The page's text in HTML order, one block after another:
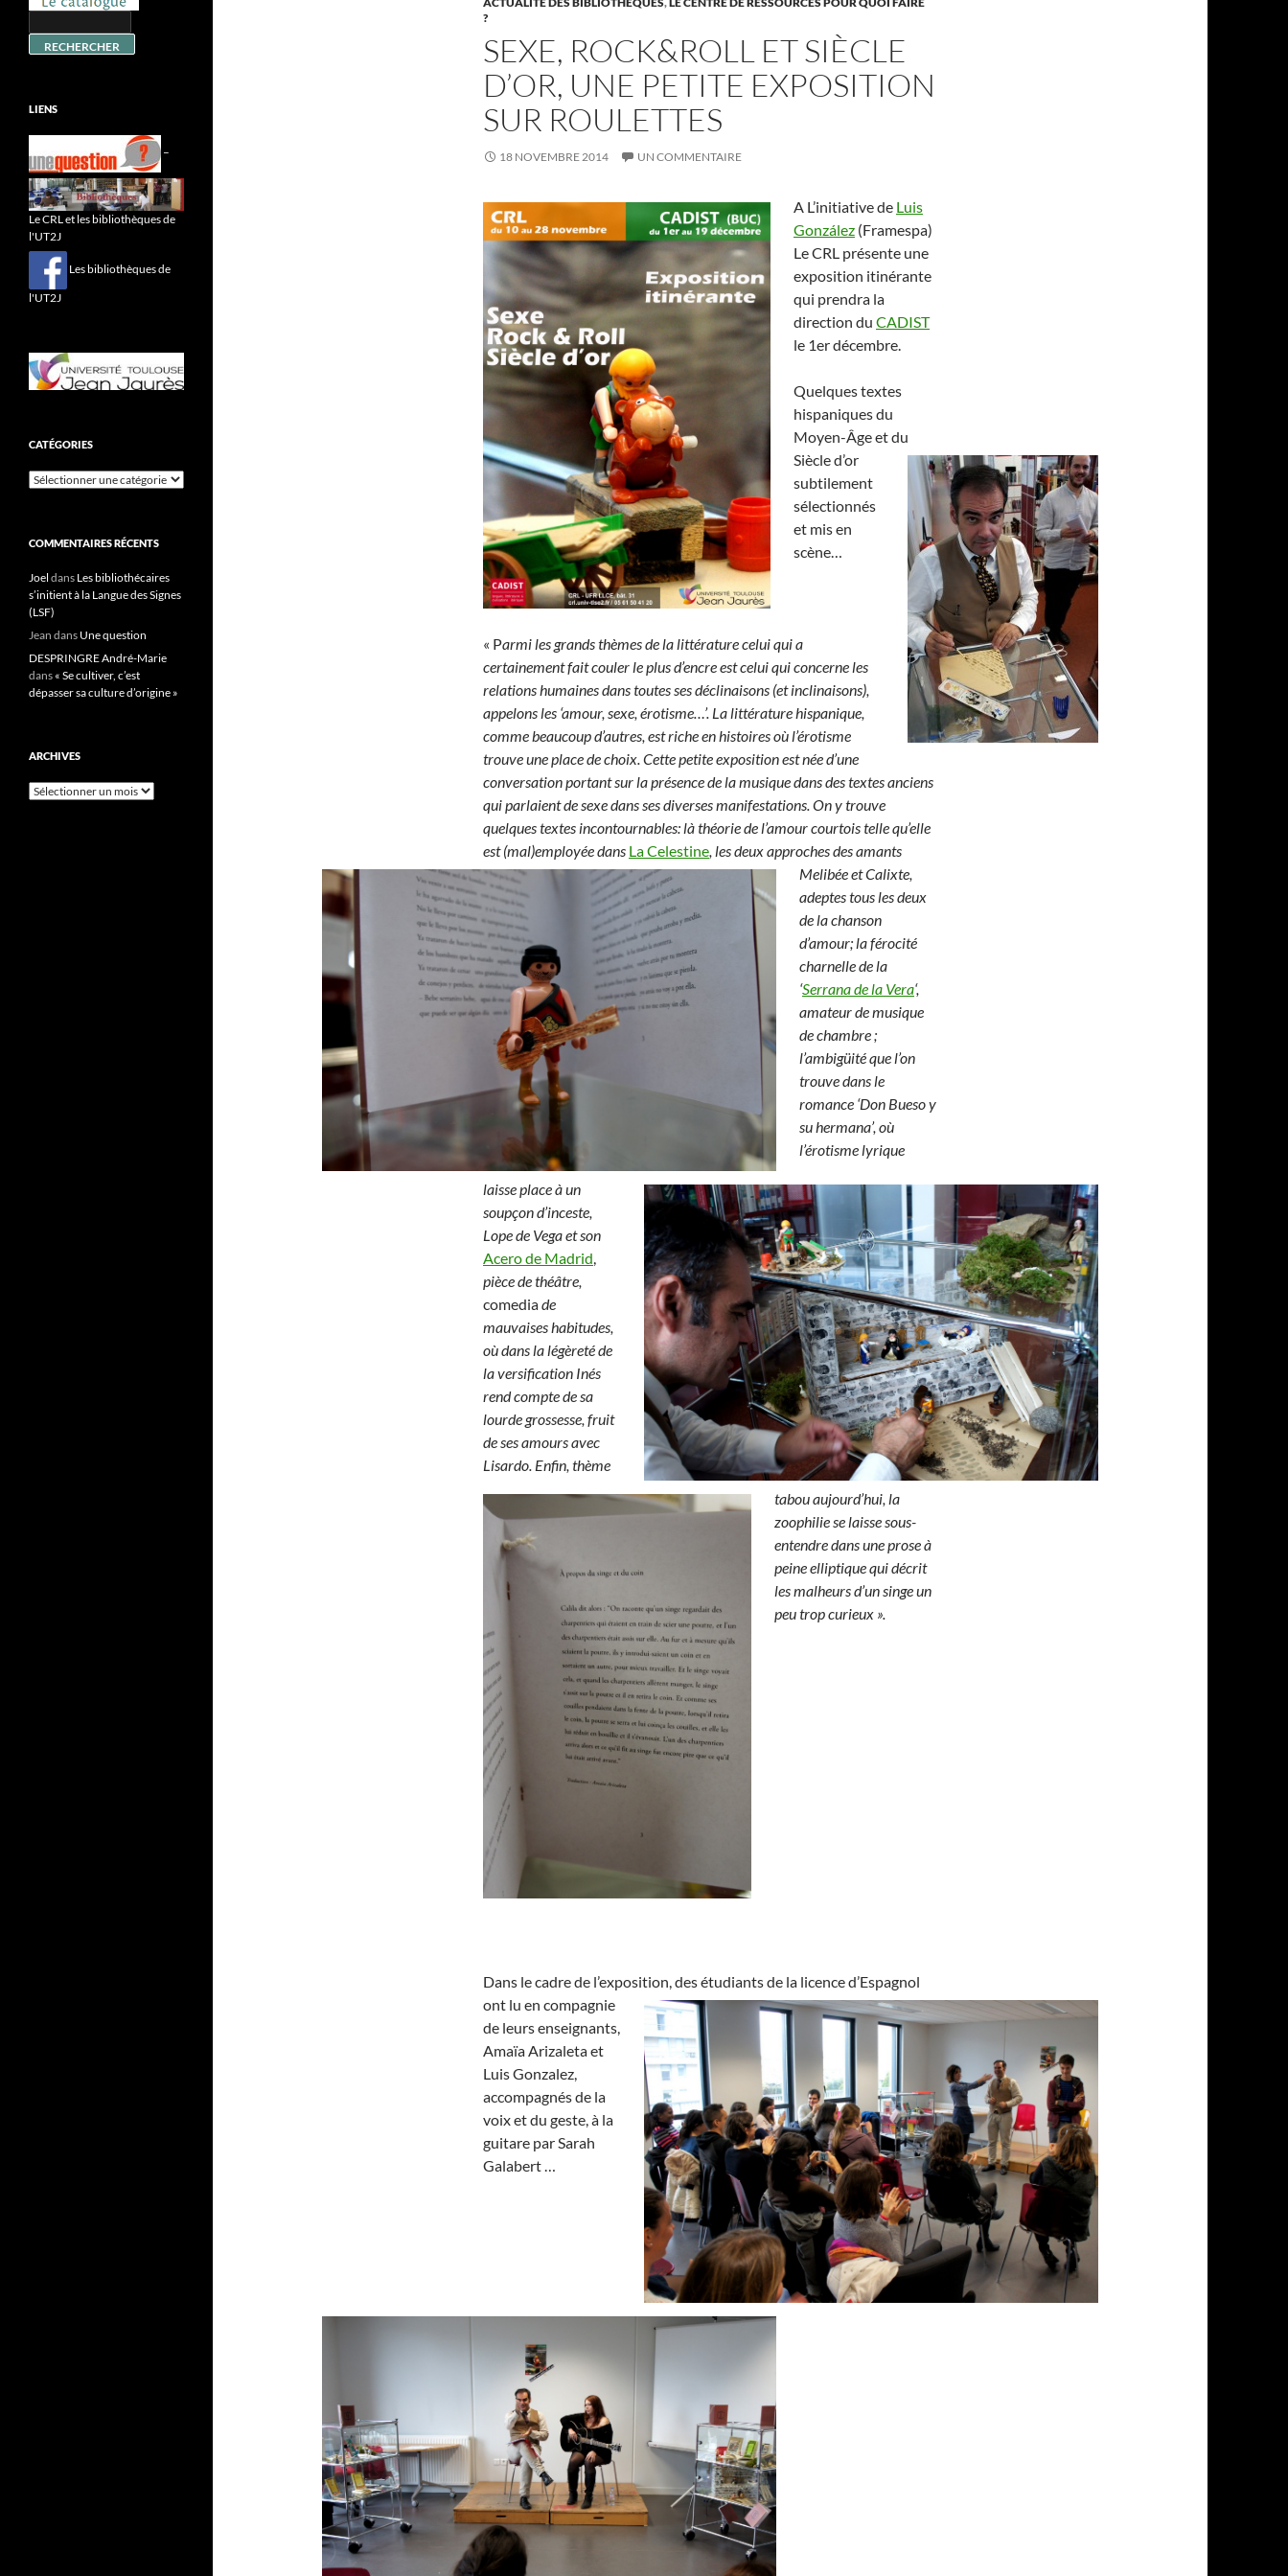
?
SEXE, ROCK&ROLL ET SIÈCLE
D’OR, UNE PETITE EXPOSITION
SUR ROULETTES
18 NOVEMBRE 2014 UN COMMENTAIRE
A L’initiative de Luis
González (Framespa)
Le CRL présente une
exposition itinérante
qui prendra la
direction du CADIST
le 1er décembre.
Quelques textes
hispaniques du
Moyen-Âge et du
Siècle d’or
subtilement
sélectionnés
et mis en
scène…
« Parmi les grands thèmes de la littérature celui qui a
certainement fait couler le plus d’encre est celui qui concerne les
relations humaines dans toutes ses déclinaisons (et inclinaisons),
appelons les ‘amour, sexe, érotisme…’. La littérature hispanique,
comme beaucoup d’autres, est riche en histoires où l’érotisme
trouve une place de choix. Cette petite exposition est née d’une
conversation portant sur la présence de la musique dans des textes anciens
qui parlaient de sexe dans ses diverses manifestations. On y trouve
quelques textes incontournables: là théorie de l’amour courtois telle qu’elle
est (mal)employée dans La Celestine, les deux approches des amants
Melibée et Calixte,
adeptes tous les deux
de la chanson
d’amour; la férocité
charnelle de la
‘Serrana de la Vera‘,
amateur de musique
de chambre ;
l’ambigüité que l’on
trouve dans le
romance ‘Don Bueso y
su hermana’, où
l’érotisme lyrique
laisse place à un
soupçon d’inceste,
Lope de Vega et son
Acero de Madrid,
pièce de théâtre,
comediade
mauvaises habitudes,
où dans la légèreté de
la versification Inés
rend compte de sa
lourde grossesse, fruit
de ses amours avec
Lisardo. Enfin, thème
tabou aujourd’hui, la
zoophilie se laisse sous-
entendre dans une prose à
peine elliptique qui décrit
les malheurs d’un singe un
peu trop curieux ».
Dans le cadre de l’exposition,des étudiants de la licence d’Espagnol
ont lu en compagnie
de leurs enseignants,
Amaïa Arizaleta et
Luis Gonzalez,
accompagnés de la
voix et du geste, à la
guitare par Sarah
Galabert …
LIENS
–
Le CRL et les bibliothèques de
l'UT2J
Les bibliothèques de
l'UT2J
CATÉGORIES
Catégories
COMMENTAIRES RÉCENTS
Joel dans Les bibliothécaires
s’initient à la Langue des Signes
(LSF)
Jean dans Une question
DESPRINGRE André-Marie
dans « Se cultiver, c’est
dépasser sa culture d’origine »
ARCHIVES
Archives